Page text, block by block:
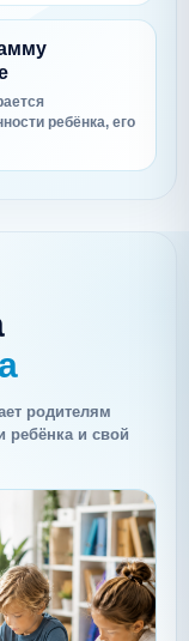
ребёнка, его
родителям
ребёнка и свой